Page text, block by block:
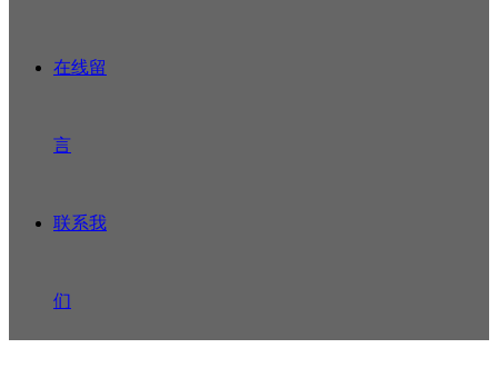
在线留
言
联系我
们